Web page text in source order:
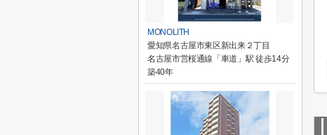
MONOLITH
愛知県名古屋市東区新出来２丁目
名古屋市営桜通線「車道」駅 徒歩14分
築40年